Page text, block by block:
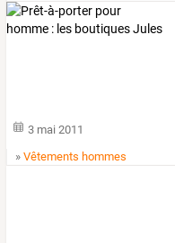
3 mai 2011
»Vêtements hommes